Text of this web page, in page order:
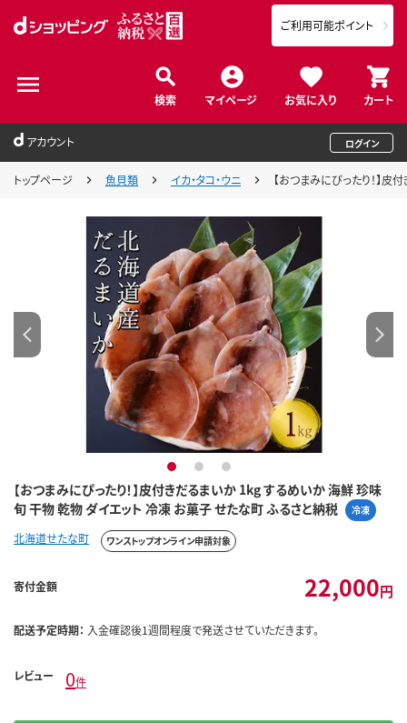
検索 マイページ お気に入り カート
ご利用可能ポイント
アカウント ログイン
トップページ 魚貝類 イカ・タコ・ウニ 【おつまみにぴったり！】
【おつまみにぴったり！】皮付きだるまいか 1kg するめいか 海鮮 珍味
旬 干物 乾物 ダイエット 冷凍 お菓子 せたな町 ふるさと納税
冷凍
1 2 3
北海道せたな町 ワンストップオンライン申請対象
寄付金額 22,000円
配送予定時期： 入金確認後1週間程度で発送させていただきます。
レビュー 0件